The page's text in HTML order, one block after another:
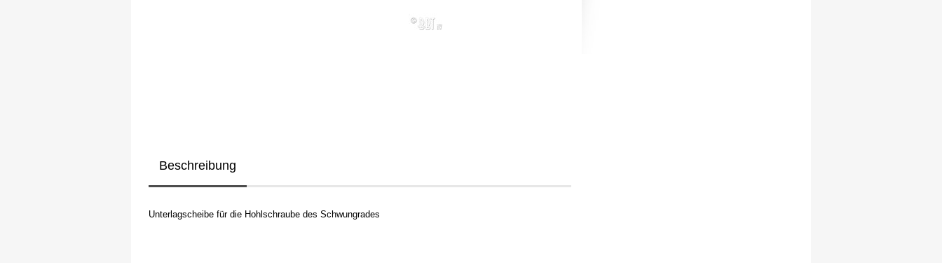
Beschreibung
Unterlagscheibe für die Hohlschraube des Schwungrades